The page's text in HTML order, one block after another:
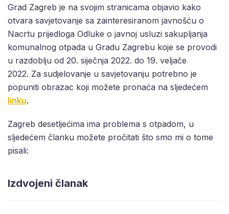
Grad Zagreb je na svojim stranicama objavio kako
otvara savjetovanje sa zainteresiranom javnošću o
Nacrtu prijedloga Odluke o javnoj usluzi sakupljanja
komunalnog otpada u Gradu Zagrebu koje se provodi
u razdoblju od 20. siječnja 2022. do 19. veljače
2022. Za sudjelovanje u savjetovanju potrebno je
popuniti obrazac koji možete pronaća na sljedećem
linku.
Zagreb desetljećima ima problema s otpadom, u
sljedećem članku možete pročitati što smo mi o tome
pisali:
Izdvojeni članak